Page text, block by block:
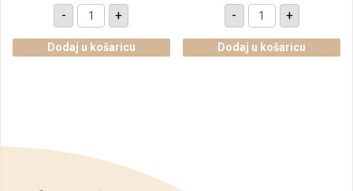
-
Male
mace
zvoncem,
crno-
+
Dodaj u košaricu
-
Drvena
patka
s
drvenom
+
Dodaj u košaricu